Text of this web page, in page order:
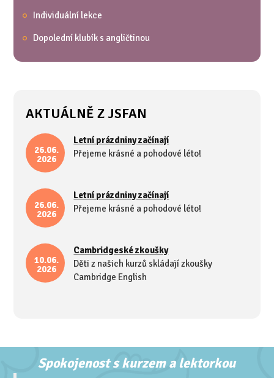
Individuální lekce
Dopolední klubík s angličtinou
AKTUÁLNĚ Z JSFAN
26.06.
2026
Letní prázdniny začínají
Přejeme krásné a pohodové léto!
26.06.
2026
Letní prázdniny začínají
Přejeme krásné a pohodové léto!
10.06.
2026
Cambridgeské zkoušky
Děti z našich kurzů skládají zkoušky
Cambridge English
Spokojenost s kurzem a lektorkou